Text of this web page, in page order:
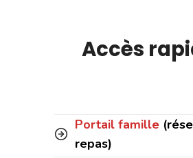
Accès
Portail famille
repas)